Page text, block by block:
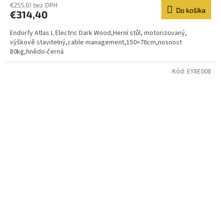
€255,61 bez DPH
€314,40 Do košíka
Endorfy Atlas L Electric Dark Wood,Herní stůl, motorizovaný,
výškově stavitelný,cable management,150×76cm,nosnost
80kg,hnědo-černá
Kód: EY8E008